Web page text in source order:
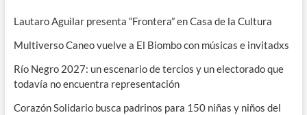
Lautaro Aguilar presenta “Frontera” en Casa de la Cultura
Multiverso Caneo vuelve a El Biombo con músicas e invitadxs
Río Negro 2027: un escenario de tercios y un electorado que
todavía no encuentra representación
Corazón Solidario busca padrinos para 150 niñas y niños del